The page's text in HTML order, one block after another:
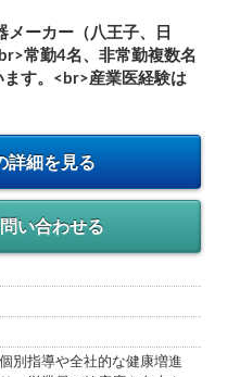
メーカー（八王子、日
常勤4名、非常勤複数名
す。<br>産業医経験は
詳細を見る
い合わせる
別指導や全社的な健康増進